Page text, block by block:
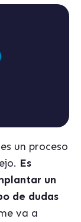
un proceso
Es
un
de dudas
va a